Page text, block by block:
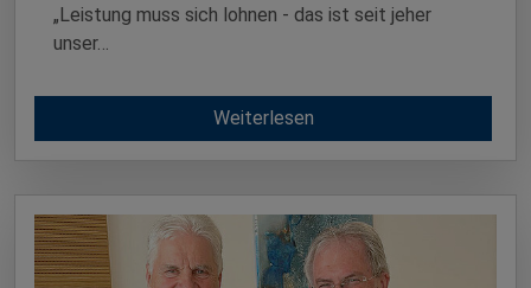
„Leistung muss sich lohnen - das ist seit jeher
unser…
Weiterlesen